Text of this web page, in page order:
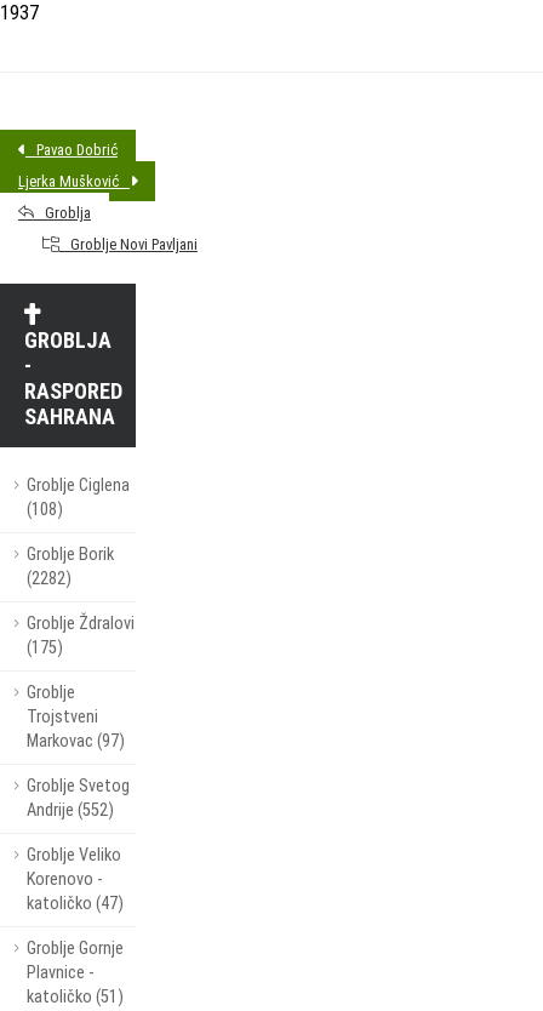
1937
Pavao Dobrić
Ljerka Mušković
Groblja
Groblje Novi Pavljani
GROBLJA
-
RASPORED
SAHRANA
Groblje Ciglena
(108)
Groblje Borik
(2282)
Groblje Ždralovi
(175)
Groblje
Trojstveni
Markovac (97)
Groblje Svetog
Andrije (552)
Groblje Veliko
Korenovo -
katoličko (47)
Groblje Gornje
Plavnice -
katoličko (51)